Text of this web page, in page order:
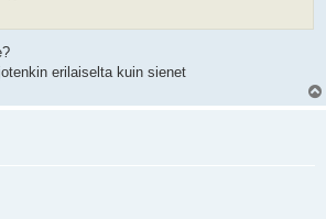
erilaiselta kuin sienet